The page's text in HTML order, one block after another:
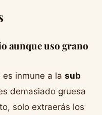
aunque uso grano
inmune a la sub
demasiado gruesa
solo extraerás los